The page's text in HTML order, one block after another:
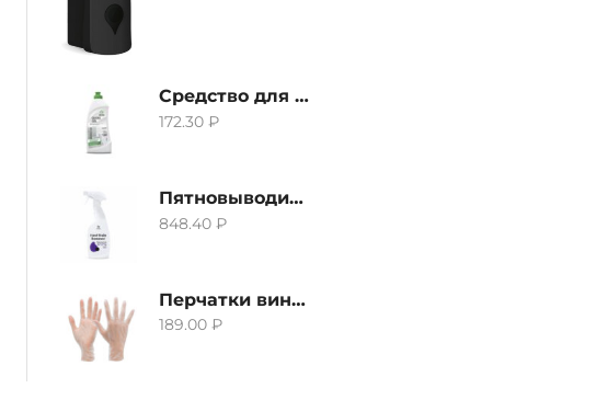
Средство для удаления извести и ржавчины Grass Gloss-Gel, 500мл
172.30₽
Пятновыводитель Grass Hard Stain Remover, 600мл
848.40₽
Перчатки виниловые неопудренные CTP-BS, размер S
189.00₽